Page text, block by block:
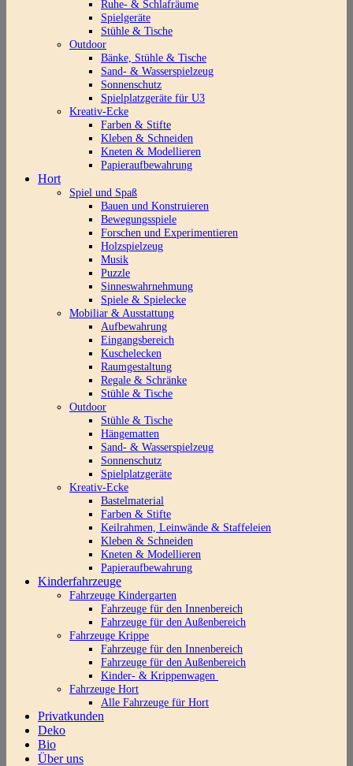
Ruhe- & Schlafräume
Spielgeräte
Stühle & Tische
Outdoor
Bänke, Stühle & Tische
Sand- & Wasserspielzeug
Sonnenschutz
Spielplatzgeräte für U3
Kreativ-Ecke
Farben & Stifte
Kleben & Schneiden
Kneten & Modellieren
Papieraufbewahrung
Hort
Spiel und Spaß
Bauen und Konstruieren
Bewegungsspiele
Forschen und Experimentieren
Holzspielzeug
Musik
Puzzle
Sinneswahrnehmung
Spiele & Spielecke
Mobiliar & Ausstattung
Aufbewahrung
Eingangsbereich
Kuschelecken
Raumgestaltung
Regale & Schränke
Stühle & Tische
Outdoor
Stühle & Tische
Hängematten
Sand- & Wasserspielzeug
Sonnenschutz
Spielplatzgeräte
Kreativ-Ecke
Bastelmaterial
Farben & Stifte
Keilrahmen, Leinwände & Staffeleien
Kleben & Schneiden
Kneten & Modellieren
Papieraufbewahrung
Kinderfahrzeuge
Fahrzeuge Kindergarten
Fahrzeuge für den Innenbereich
Fahrzeuge für den Außenbereich
Fahrzeuge Krippe
Fahrzeuge für den Innenbereich
Fahrzeuge für den Außenbereich
Kinder- & Krippenwagen
Fahrzeuge Hort
Alle Fahrzeuge für Hort
Privatkunden
Deko
Bio
Über uns